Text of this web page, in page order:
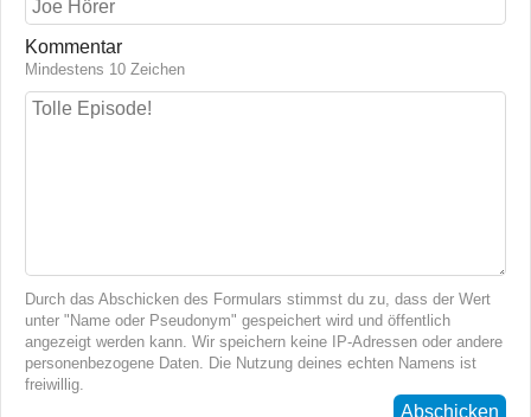
Kommentar
Mindestens 10 Zeichen
Durch das Abschicken des Formulars stimmst du zu, dass der Wert
unter "Name oder Pseudonym" gespeichert wird und öffentlich
angezeigt werden kann. Wir speichern keine IP-Adressen oder andere
personenbezogene Daten. Die Nutzung deines echten Namens ist
freiwillig.
Abschicken